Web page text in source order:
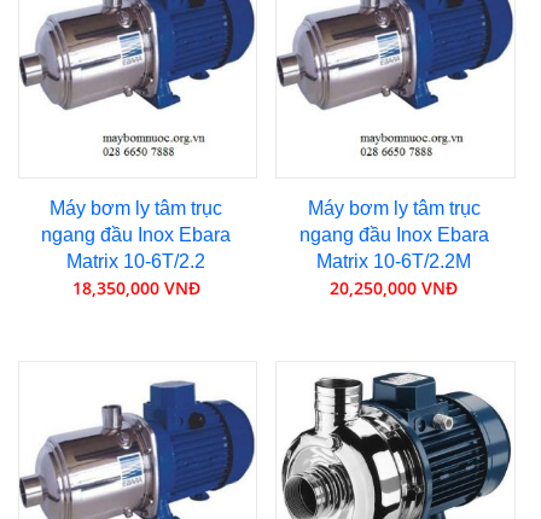
Máy bơm ly tâm trục
ngang đầu Inox Ebara
Matrix 10-6T/2.2
18,350,000 VNĐ
Máy bơm ly tâm trục
ngang đầu Inox Ebara
Matrix 10-6T/2.2M
20,250,000 VNĐ